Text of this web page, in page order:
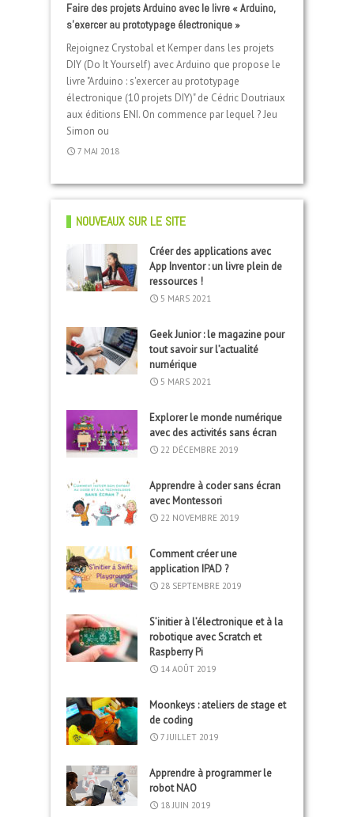
Faire des projets Arduino avec le livre « Arduino,
s’exercer au prototypage électronique »
Rejoignez Crystobal et Kemper dans les projets
DIY (Do It Yourself) avec Arduino que propose le
livre "Arduino : s'exercer au prototypage
électronique (10 projets DIY)" de Cédric Doutriaux
aux éditions ENI. On commence par lequel ? Jeu
Simon ou
7 MAI 2018
robot
Coffret « J’apprends à coder avec Scratch » : un
indispensable
J'apprends à coder
avec Scratch
29 SEPTEMBRE 2017
Coding gouter : apprendre à faire du montage
vidéo
15 JANVIER 2017
NOUVEAUX SUR LE SITE
Créer des applications avec
App Inventor : un livre plein de
ressources !
5 MARS 2021
Geek Junior : le magazine pour
tout savoir sur l’actualité
numérique
5 MARS 2021
Explorer le monde numérique
avec des activités sans écran
22 DÉCEMBRE 2019
Apprendre à coder sans écran
avec Montessori
22 NOVEMBRE 2019
Comment créer une
application IPAD ?
28 SEPTEMBRE 2019
S’initier à l’électronique et à la
robotique avec Scratch et
Raspberry Pi
14 AOÛT 2019
Moonkeys : ateliers de stage et
de coding
7 JUILLET 2019
Apprendre à programmer le
robot NAO
18 JUIN 2019